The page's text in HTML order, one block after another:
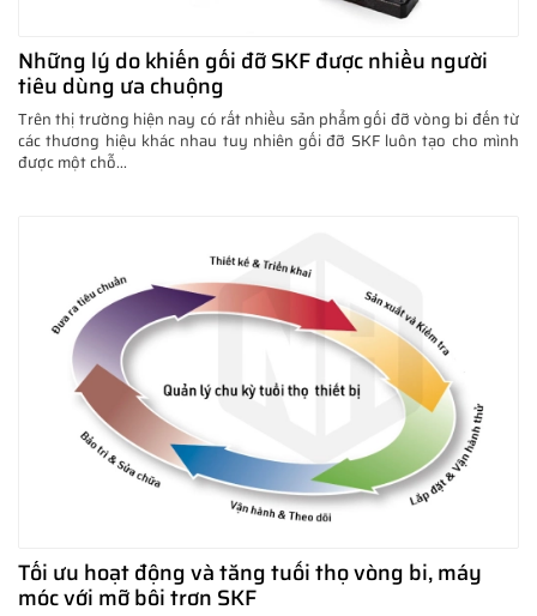
Những lý do khiến gối đỡ SKF được nhiều người
tiêu dùng ưa chuộng
Trên thị trường hiện nay có rất nhiều sản phẩm gối đỡ vòng bi đến từ
các thương hiệu khác nhau tuy nhiên gối đỡ SKF luôn tạo cho mình
được một chỗ...
Tối ưu hoạt động và tăng tuổi thọ vòng bi, máy
móc với mỡ bôi trơn SKF